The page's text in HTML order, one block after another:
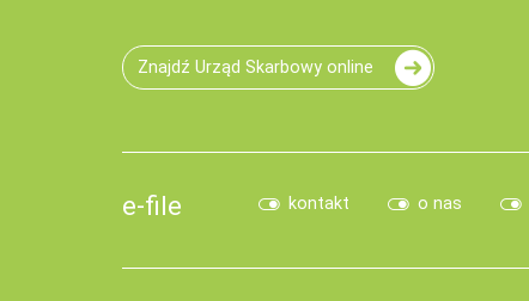
Znajdź Urząd Skarbowy online
e-file kontakt o nas